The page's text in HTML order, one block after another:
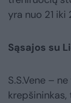
yra nuo 21 iki
Sąsajos su
S.S.Vene –